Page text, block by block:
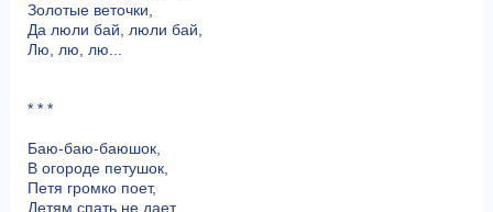
Золотые веточки,
Да люли бай, люли бай,
Лю, лю, лю...
* * *
Баю-баю-баюшок,
В огороде петушок,
Петя громко поет,
Детям спать не дает.